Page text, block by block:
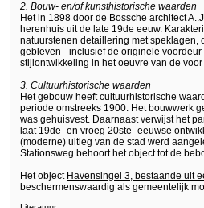
2. Bouw- en/of kunsthistorische waarden
Het in 1898 door de Bossche architect
herenhuis uit de late 19de eeuw.
natuurstenen detaillering met speklagen,
gebleven - inclusief de originele
stijlontwikkeling in het oeuvre van de
3. Cultuurhistorische waarden
Het gebouw heeft cultuurhistorische
periode omstreeks 1900. Het bouwwerk
was gehuisvest. Daarnaast verwijst het
laat 19de- en vroeg 20ste- eeuwse
(moderne) uitleg van de stad werd
Stationsweg behoort het object tot de
Het object Havensingel 3, bestaande uit
beschermenswaardig als gemeentelijk